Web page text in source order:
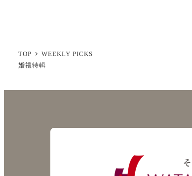
ペ
ー
TOP
WEEKLY PICKS
婚禮特輯